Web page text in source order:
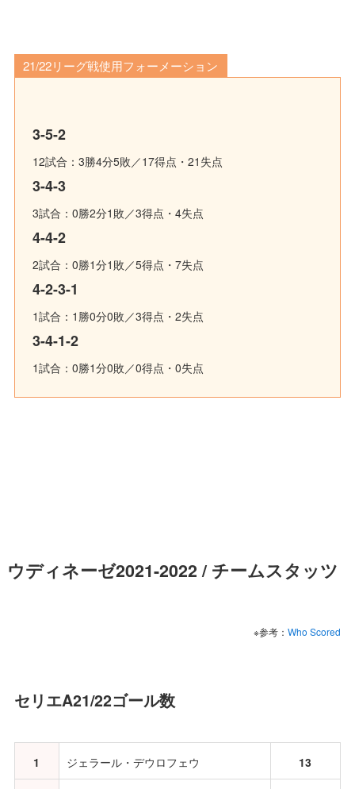
21/22リーグ戦使用フォーメーション
3-5-2
12試合：3勝4分5敗／17得点・21失点
3-4-3
3試合：0勝2分1敗／3得点・4失点
4-4-2
2試合：0勝1分1敗／5得点・7失点
4-2-3-1
1試合：1勝0分0敗／3得点・2失点
3-4-1-2
1試合：0勝1分0敗／0得点・0失点
ウディネーゼ2021-2022 / チームスタッツ
※参考：Who Scored
セリエA21/22ゴール数
1 ジェラール・デウロフェウ 13